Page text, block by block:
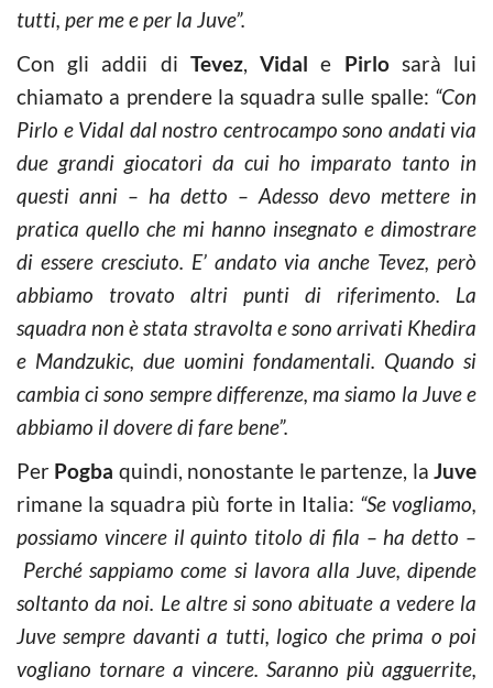
tutti, per me e per la Juve”.
Con gli addii di Tevez,Vidal e Pirlosarà lui
chiamato a prendere la squadra sulle spalle: “Con
Pirlo e Vidal dal nostro centrocampo sono andati via
due grandi giocatori da cui ho imparato tanto in
questi anni – ha detto – Adesso devo mettere in
pratica quello che mi hanno insegnato e dimostrare
di essere cresciuto. E’ andato via anche Tevez, però
abbiamo trovato altri punti di riferimento. La
squadra non è stata stravolta e sono arrivati Khedira
e Mandzukic, due uomini fondamentali. Quando si
cambia ci sono sempre differenze, ma siamo la Juve e
abbiamo il dovere di fare bene”.
Per Pogba quindi, nonostante le partenze, laJuve
rimane la squadra più forte in Italia: “Se vogliamo,
possiamo vincere il quinto titolo di fila – ha detto –
Perché sappiamo come si lavora alla Juve, dipende
soltanto da noi. Le altre si sono abituate a vedere la
Juve sempre davanti a tutti, logico che prima o poi
vogliano tornare a vincere. Saranno più agguerrite,